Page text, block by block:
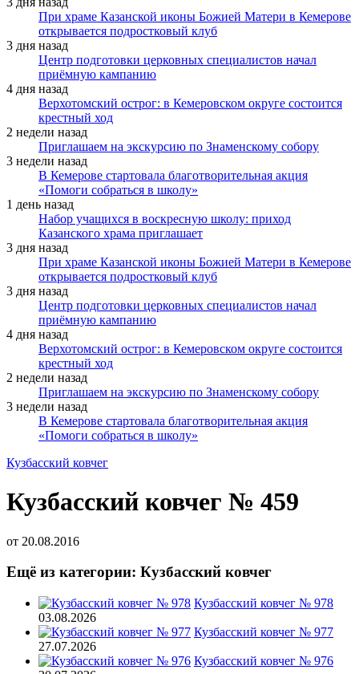
При храме Казанской иконы Божией Матери в Кемерове
открывается подростковый клуб
3 дня назад
Центр подготовки церковных специалистов начал
приёмную кампанию
4 дня назад
Верхотомский острог: в Кемеровском округе состоится
крестный ход
2 недели назад
Приглашаем на экскурсию по Знаменскому собору
3 недели назад
В Кемерове стартовала благотворительная акция
«Помоги собраться в школу»
1 день назад
Набор учащихся в воскресную школу: приход
Казанского храма приглашает
3 дня назад
При храме Казанской иконы Божией Матери в Кемерове
открывается подростковый клуб
3 дня назад
Центр подготовки церковных специалистов начал
приёмную кампанию
4 дня назад
Верхотомский острог: в Кемеровском округе состоится
крестный ход
2 недели назад
Приглашаем на экскурсию по Знаменскому собору
3 недели назад
В Кемерове стартовала благотворительная акция
«Помоги собраться в школу»
Кузбасский ковчег
Кузбасский ковчег № 459
от 20.08.2016
Ещё из категории: Кузбасский ковчег
Кузбасский ковчег № 978
03.08.2026
Кузбасский ковчег № 977
27.07.2026
Кузбасский ковчег № 976